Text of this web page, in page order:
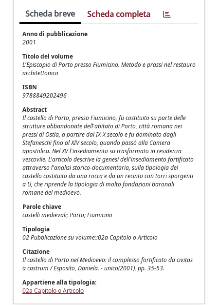
Scheda breve Scheda completa
Anno di pubblicazione
2001
Titolo del volume
L'Episcopio di Porto presso Fiumicino. Metodo e prassi nel restauro
architettonico
ISBN
9788849202496
Abstract
Il castello di Porto, presso Fiumicino, fu costituito su parte delle
strutture abbandonate dell'abitato di Porto, città romana nei
pressi di Ostia, a partire dal IX-X secolo e fu dominato dagli
Stefaneschi fino al XIV secolo, quando passò alla Camera
apostolica. Nel XV l'insediamento su trasformato in residenza
vescovile. L'articolo descrive la genesi dell'insediamento fortificato
attraverso l'analisi storico-documentaria, sulla tipologia del
castello costituito da una rocca e da un recinto con torri sporgenti
a U, che riprende la tipologia di molto fondazioni baronali
romane del medioevo.
Parole chiave
castelli medievali; Porto; Fiumicino
Tipologia
02 Pubblicazione su volume::02a Capitolo o Articolo
Citazione
Il castello di Porto nel Medioevo: il complesso fortificato da civitas
a castrum / Esposito, Daniela. - unico(2001), pp. 35-53.
Appartiene alla tipologia:
02a Capitolo o Articolo